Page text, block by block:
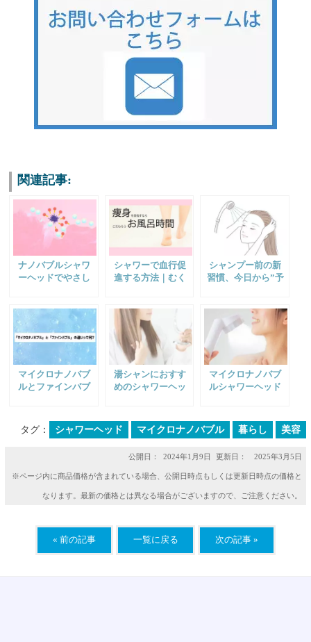
関連記事:
ナノバブルシャワ
ーヘッドでやさし
類による肌負担の
強さ
シャワーで血行促
進する方法｜むく
サージのやり方
シャンプー前の新
習慣、今日から”予
マイクロナノバブ
ルとファインバブ
湯シャンにおすす
めのシャワーヘッ
Poo（ノープー）し
よう
マイクロナノバブ
ルシャワーヘッド
ーヘッドの選び方
タグ： シャワーヘッド マイクロナノバブル 暮らし 美容
公開日： 2024年1月9日 更新日： 2025年3月5日
※ページ内に商品価格が含まれている場合、公開日時点もしくは更新日時点の価格と
なります。最新の価格とは異なる場合がございますので、ご注意ください。
« 前の記事 一覧に戻る 次の記事 »